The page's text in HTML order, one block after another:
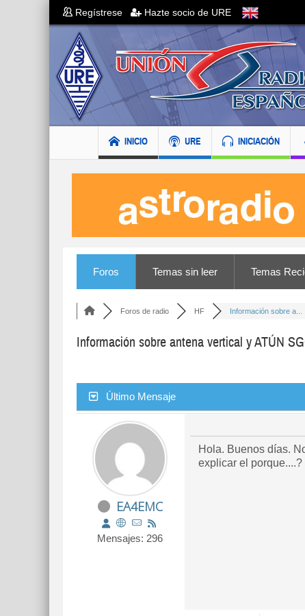
Regístrese Hazte socio de URE
INICIO URE INICIACIÓN
Foros Temas sin leer Temas
Foros de radio HF Información sobre a...
Información sobre antena vertical y ATÚN
Último Mensaje
EA4EMC
Mensajes: 296
Hola. Buenos días.
explicar el